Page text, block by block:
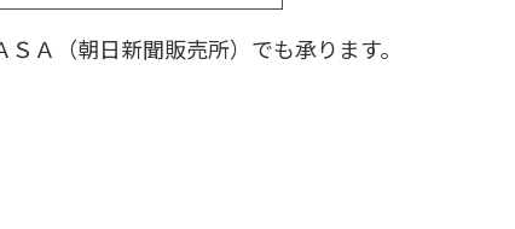
Ａ（朝日新聞販売所）でも承ります。